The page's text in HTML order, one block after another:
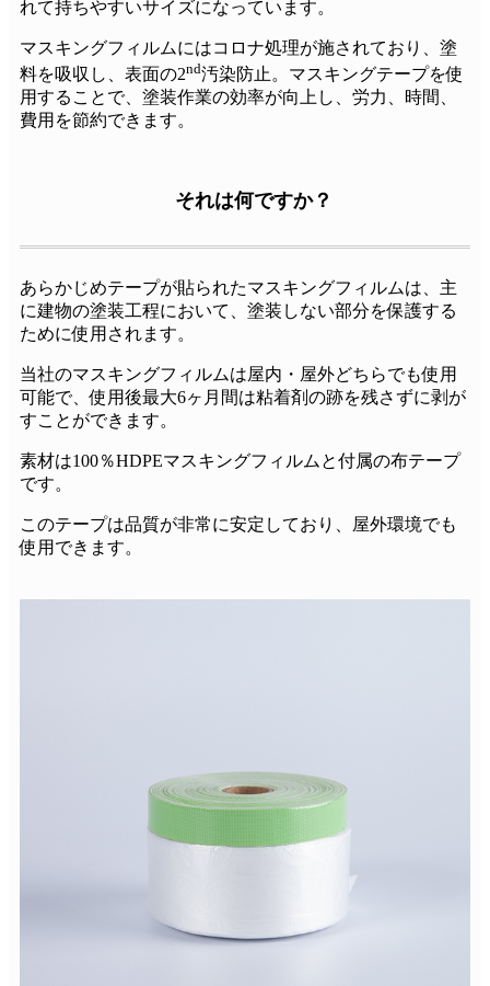
れて持ちやすいサイズになっています。
マスキングフィルムにはコロナ処理が施されており、塗
料を吸収し、表面の2nd汚染防止。マスキングテープを使
用することで、塗装作業の効率が向上し、労力、時間、
費用を節約できます。
それは何ですか？
あらかじめテープが貼られたマスキングフィルムは、主
に建物の塗装工程において、塗装しない部分を保護する
ために使用されます。
当社のマスキングフィルムは屋内・屋外どちらでも使用
可能で、使用後最大6ヶ月間は粘着剤の跡を残さずに剥が
すことができます。
素材は100％HDPEマスキングフィルムと付属の布テープ
です。
このテープは品質が非常に安定しており、屋外環境でも
使用できます。